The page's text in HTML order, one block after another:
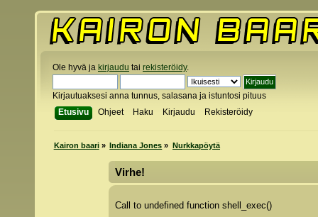
Ole hyvä ja kirjaudu tai rekisteröidy.
Kirjautuaksesi anna tunnus, salasana ja istuntosi pituus
Etusivu
Ohjeet Haku Kirjaudu Rekisteröidy
Kairon baari» Indiana Jones » Nurkkapöytä
Virhe!
Call to undefined function shell_exec()